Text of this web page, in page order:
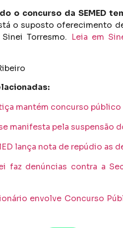
o concurso da SEMED
o suposto oferecimento
Torresmo. Leia em
mantém concurso público
manifesta pela suspensão
lança nota de repúdio as
faz denúncias contra a
envolve Concurso